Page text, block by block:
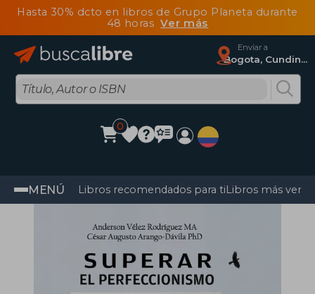
Hasta 30% dcto en libros de Grupo Planeta durante
48 horasVer más
Enviar a
Bogota, Cundinamarca
0
MENÚ Libros recomendados para tiLibros más